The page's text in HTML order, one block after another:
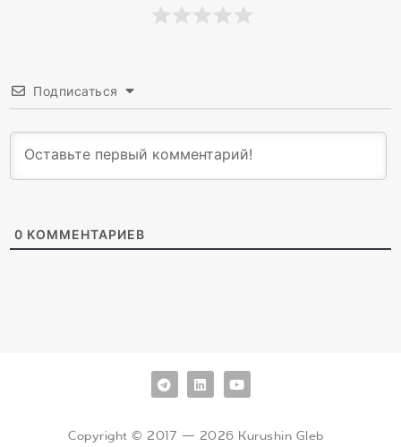
Подписаться
0 КОММЕНТАРИЕВ
Copyright © 2017 — 2026 Kurushin Gleb